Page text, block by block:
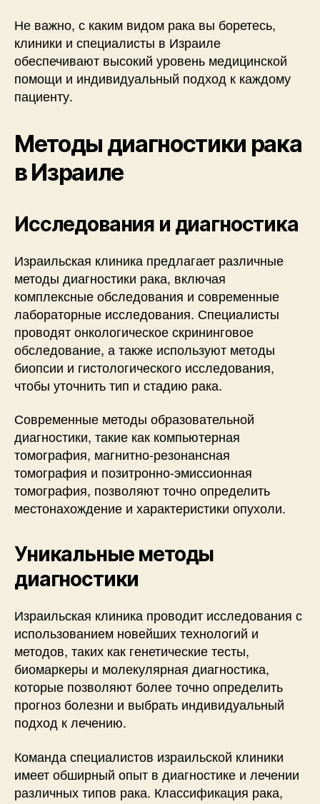
Не важно, с каким видом рака вы боретесь,
клиники и специалисты в Израиле
обеспечивают высокий уровень медицинской
помощи и индивидуальный подход к каждому
пациенту.
Методы диагностики рака
в Израиле
Исследования и диагностика
Израильская клиника предлагает различные
методы диагностики рака, включая
комплексные обследования и современные
лабораторные исследования. Специалисты
проводят онкологическое скрининговое
обследование, а также используют методы
биопсии и гистологического исследования,
чтобы уточнить тип и стадию рака.
Современные методы образовательной
диагностики, такие как компьютерная
томография, магнитно-резонансная
томография и позитронно-эмиссионная
томография, позволяют точно определить
местонахождение и характеристики опухоли.
Уникальные методы
диагностики
Израильская клиника проводит исследования с
использованием новейших технологий и
методов, таких как генетические тесты,
биомаркеры и молекулярная диагностика,
которые позволяют более точно определить
прогноз болезни и выбрать индивидуальный
подход к лечению.
Команда специалистов израильской клиники
имеет обширный опыт в диагностике и лечении
различных типов рака. Классификация рака,